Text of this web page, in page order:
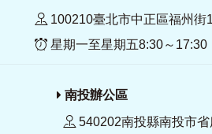
100210臺北市中正區福州街
星期一至星期五8:30～17:30
南投辦公區
540202南投縣南投市省